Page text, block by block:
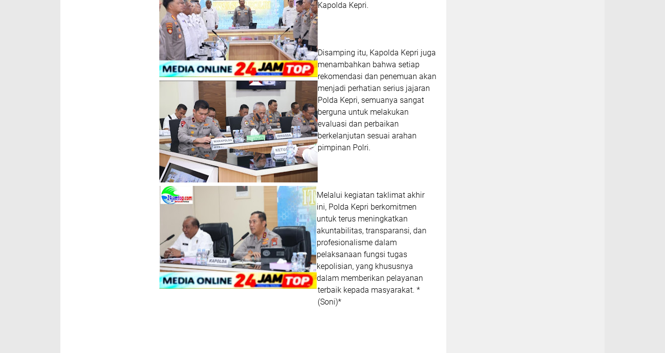
Kapolda Kepri.
Disamping itu, Kapolda Kepri juga
menambahkan bahwa setiap
rekomendasi dan penemuan akan
menjadi perhatian serius jajaran
Polda Kepri, semuanya sangat
berguna untuk melakukan
evaluasi dan perbaikan
berkelanjutan sesuai arahan
pimpinan Polri.
Melalui kegiatan taklimat akhir
ini, Polda Kepri berkomitmen
untuk terus meningkatkan
akuntabilitas, transparansi, dan
profesionalisme dalam
pelaksanaan fungsi tugas
kepolisian, yang khususnya
dalam memberikan pelayanan
terbaik kepada masyarakat. *
(Soni)*